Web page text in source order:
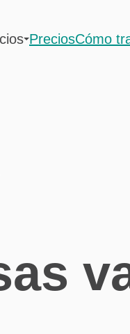
PreciosCómo